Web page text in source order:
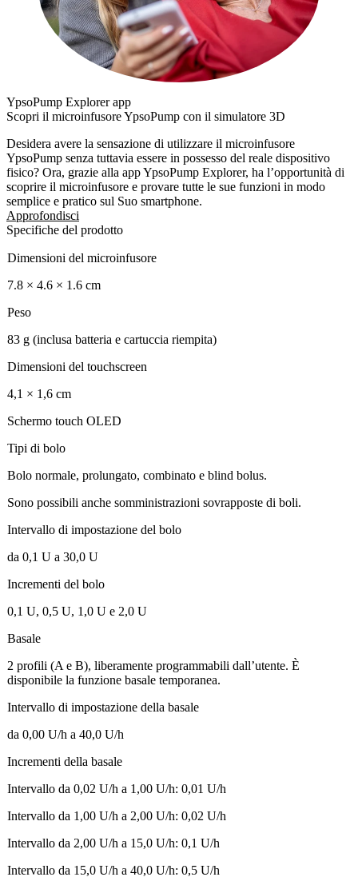
YpsoPump Explorer app
Scopri il microinfusore YpsoPump con il simulatore 3D
Desidera avere la sensazione di utilizzare il microinfusore
YpsoPump senza tuttavia essere in possesso del reale dispositivo
fisico? Ora, grazie alla app YpsoPump Explorer, ha l’opportunità di
scoprire il microinfusore e provare tutte le sue funzioni in modo
semplice e pratico sul Suo smartphone.
Approfondisci
Specifiche del prodotto
Dimensioni del microinfusore
7.8 × 4.6 × 1.6 cm
Peso
83 g (inclusa batteria e cartuccia riempita)
Dimensioni del touchscreen
4,1 × 1,6 cm
Schermo touch OLED
Tipi di bolo
Bolo normale, prolungato, combinato e blind bolus.
Sono possibili anche somministrazioni sovrapposte di boli.
Intervallo di impostazione del bolo
da 0,1 U a 30,0 U
Incrementi del bolo
0,1 U, 0,5 U, 1,0 U e 2,0 U
Basale
2 profili (A e B), liberamente programmabili dall’utente. È
disponibile la funzione basale temporanea.
Intervallo di impostazione della basale
da 0,00 U/h a 40,0 U/h
Incrementi della basale
Intervallo da 0,02 U/h a 1,00 U/h: 0,01 U/h
Intervallo da 1,00 U/h a 2,00 U/h: 0,02 U/h
Intervallo da 2,00 U/h a 15,0 U/h: 0,1 U/h
Intervallo da 15,0 U/h a 40,0 U/h: 0,5 U/h